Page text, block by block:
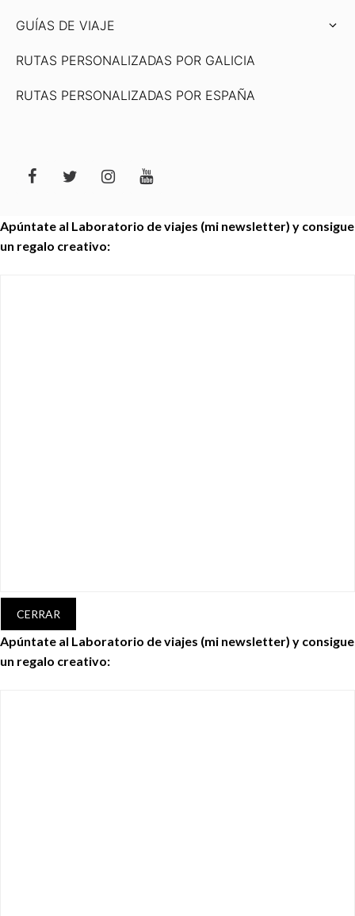
GUÍAS DE VIAJE
RUTAS PERSONALIZADAS POR GALICIA
RUTAS PERSONALIZADAS POR ESPAÑA
Apúntate al Laboratorio de viajes (mi newsletter) y consigue
un regalo creativo:
CERRAR
Apúntate al Laboratorio de viajes (mi newsletter) y consigue
un regalo creativo: